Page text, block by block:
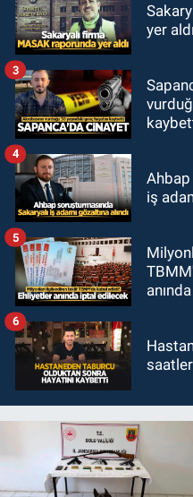
yer aldı
3
Ahbap
iş
4
5
6